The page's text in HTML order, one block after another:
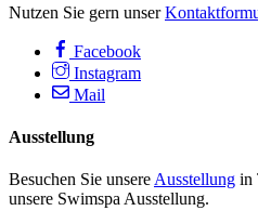
Nutzen Sie gern unser
Facebook
Instagram
Mail
Ausstellung
Besuchen Sie unsere Ausstellung in
unsere Swimspa Ausstellung.